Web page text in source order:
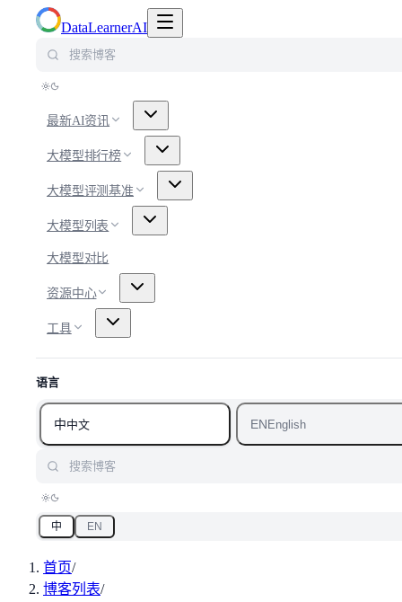
DataLearnerAI
最新AI资讯
大模型排行榜
大模型评测基准
大模型列表
大模型对比
资源中心
工具
语言
中中文 ENEnglish
中 EN
首页/
博客列表/